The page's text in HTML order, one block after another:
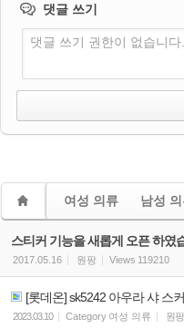
댓글 쓰기
댓글 쓰기 권한이 없습니
여성 의류 남성
스티커 기능을 새롭게 오픈 하였
2017.05.16
원팡 Views 119210
[롯데온] sk5242 아우라 샤 스
2023.03.10 Category 여성 의류 원팡